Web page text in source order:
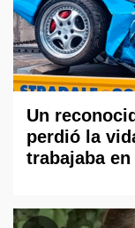
Un
perdió la
trabajaba